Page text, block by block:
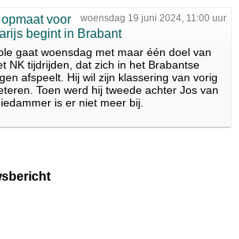
woensdag 19 juni 2024, 11:00 uur
voor
begint in Brabant
gaat woensdag met maar één doel van
NK tijdrijden, dat zich in het Brabantse
afspeelt. Hij wil zijn klassering van vorig
Toen werd hij tweede achter Jos van
is er niet meer bij.